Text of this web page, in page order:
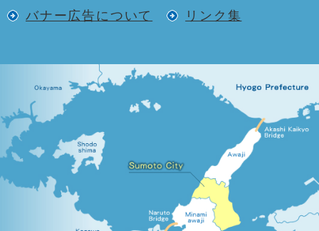
バナー広告について
リンク集